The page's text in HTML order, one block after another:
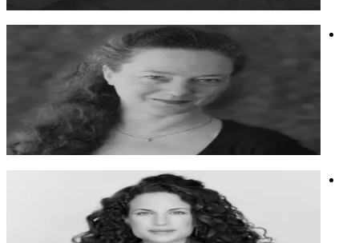
אמנית. יוצרת בעקבות חלומות בשילוב של טכניקות מסורתיות,
אמנית. יוצרת בעקבות חלומות בשילוב של טכניקות מסורתיות,
יצירה דיגיטלית ו-AI.
אמנות
בינה מלאכותיתאנושיות
מייסדת התנועה החברתית 'בונות אלטרנטיבה' בהרצאה 'מאפס